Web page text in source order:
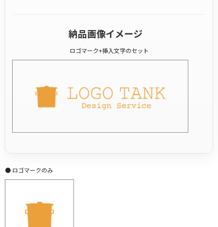
納品画像イメージ
ロゴマーク+挿入文字のセット
● ロゴマークのみ